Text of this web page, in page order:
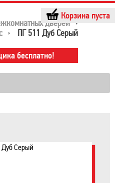
Корзина пуста
дверей
ПГ 511 Дуб Серый